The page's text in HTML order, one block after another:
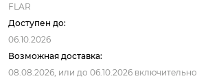
FLAR
Доступен до:
06.10.2026
Возможная доставка:
08.08.2026, или до 06.10.2026 включительно